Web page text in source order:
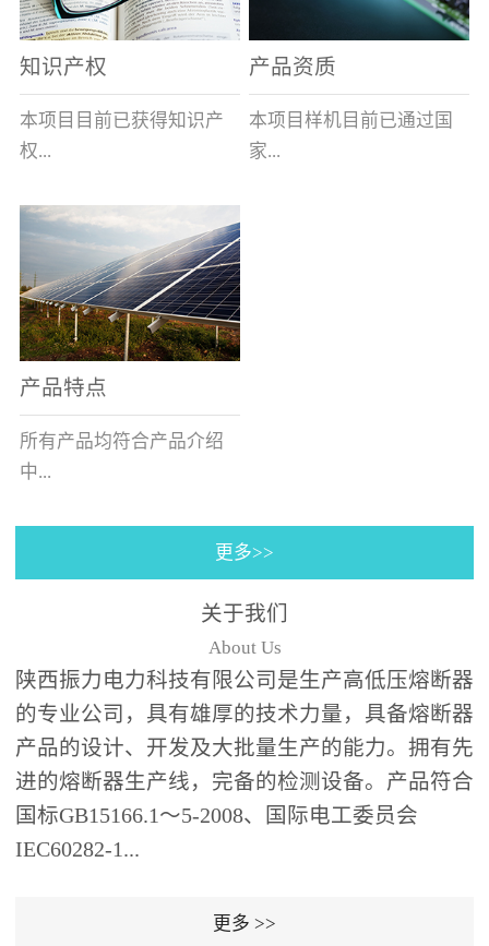
出功能,在S后加/H数字表
示适用于高海拔产品,即H1
表示大于1000米小于等于
米小于等于3000米，H3表
示大于3000米小于等于
孔同心；熔断器装入箱体
后，熔断器支架壳外表皮
皮和端部与变压器油箱内
壁及异相电缆之间需保持
足够的绝缘距离；熔断器
为水平安装,并与变压器箱
体面板垂直,熔断器伸入油
箱的部分应浸入变压器绝
缘油中并用绝缘支架(用户
在变压器箱中安装好绝缘
2.74×109MW，其中可...
实的长寿命和免维护性、
资源的充...
知识产权
本项目目前已获得知识产
权...
8项，其中发明专利2项，
实用新型专利6项。目前低
压事业部拿到三项专利。
产品资质
本项目样机目前已通过国
家...
产品特点
所有产品均符合产品介绍
中...
的时间-电流特性曲线。给
合适的产品（时间-电流特
性曲线表示虚拟的熔化时
间与...
更多>>
关于我们
About Us
陕西振力电力科技有限公司是生产高低压熔断器
的专业公司，具有雄厚的技术力量，具备熔断器
产品的设计、开发及大批量生产的能力。拥有先
进的熔断器生产线，完备的检测设备。产品符合
国标GB15166.1～5-2008、国际电工委员会
IEC60282-1...
更多 >>